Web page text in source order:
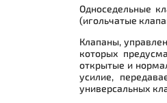
Односедельные
(игольчатые
Клапаны,
которых
открытые и
усилие,
универсальных